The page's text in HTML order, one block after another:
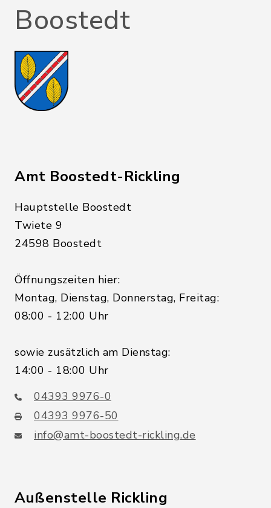
Boostedt
Amt Boostedt-Rickling
Hauptstelle Boostedt
Twiete 9
24598 Boostedt
Öffnungszeiten hier:
Montag, Dienstag, Donnerstag, Freitag:
08:00 - 12:00 Uhr
sowie zusätzlich am Dienstag:
14:00 - 18:00 Uhr
04393 9976-0
04393 9976-50
info@amt-boostedt-rickling.de
Außenstelle Rickling